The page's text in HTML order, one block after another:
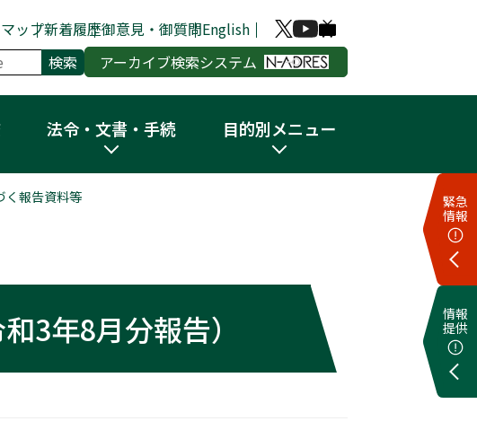
ップ新着履歴御意見・御質問English
アーカイブ検索システム
法令・文書・手続 目的別メニュー
緊急
情報
情報
提供
く報告資料等
3年8月分報告）